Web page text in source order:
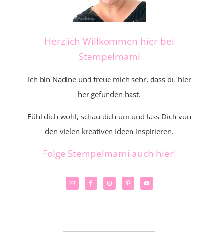
Herzlich Willkommen hier bei
Stempelmami
Ich bin Nadine und freue mich sehr, dass du hier
her gefunden hast.
Fühl dich wohl, schau dich um und lass Dich von
den vielen kreativen Ideen inspirieren.
Folge Stempelmami auch hier!